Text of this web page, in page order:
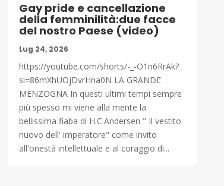
Gay pride e cancellazione
della femminilità:due facce
del nostro Paese (video)
Lug 24, 2026
https://youtube.com/shorts/-_-O1n6RrAk?
si=86mXhUOjDvrHna0N LA GRANDE
MENZOGNA In questi ultimi tempi sempre
più spesso mi viene alla mente la
bellissima fiaba di H.C.Andersen " Il vestito
nuovo dell' imperatore" come invito
all'onestà intellettuale e al coraggio di...